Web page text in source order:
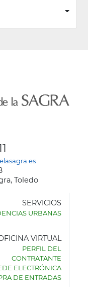
Toledo
SERVICIOS
URBANAS
VIRTUAL
PERFIL DEL
CONTRATANTE
ELECTRÓNICA
DE ENTRADAS